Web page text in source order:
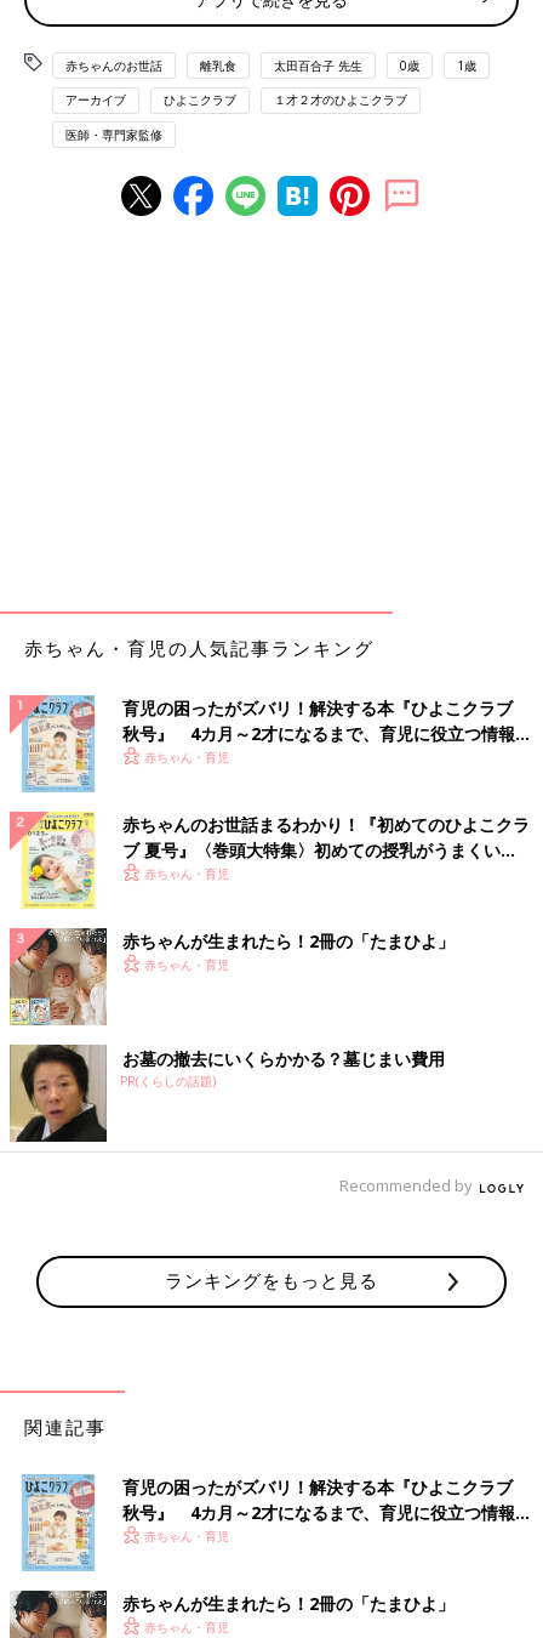
大人用の料理と一緒に作るときの取り分けのお約束
離乳食を作るためだけに食材を準備するのはコストも手間もかか
って大変です。大人用と一緒に作ると準備や調理もラクになり、
離乳食で与える食材や調理法の幅も自然に広がるメリットがあり
ます。しかも、大人と同じ食材を食べることで、赤ちゃんへの食
大人料理から取り分けたいときは、メニューを決めたり、使う食
材を選ぶ際に離乳食に取り入れやすいものを選ぶといいですね。
いも類やかぶなど、すりつぶしやすい野菜や、脂肪分の少ない赤
身などの肉類がおすすめです。
【ポイント２】味つけをする前に赤ちゃんの分を取り分け
る
離乳食は薄味が基本です。離乳食用の食材は大人用の料理と一緒
どの調味料を食べてもOKになる離乳後期（9～11カ月ごろ）以降
【ポイント３】取り分けてから大きさ・かたさを調節する
赤ちゃんのお世話 離乳食 太田百合子 先生 0歳 1歳
アーカイブ ひよこクラブ １才２才のひよこクラブ
医師・専門家監修
赤ちゃん・育児の人気記事ランキング
育児の困ったがズバリ！解決する本『ひよこクラブ
秋号』 4カ月～2才になるまで、育児に役立つ情報が
いっぱい！
赤ちゃん・育児
赤ちゃんのお世話まるわかり！『初めてのひよこクラ
ブ 夏号』〈巻頭大特集〉初めての授乳がうまくい
く！ おっぱい・ミルクの基本と夏のトラブル 解決テ
赤ちゃん・育児
赤ちゃんが生まれたら！2冊の「たまひよ」
赤ちゃん・育児
お墓の撤去にいくらかかる？墓じまい費用
PR(くらしの話題)
Recommended by
ランキングをもっと見る
関連記事
育児の困ったがズバリ！解決する本『ひよこクラブ
秋号』 4カ月～2才になるまで、育児に役立つ情報が
いっぱい！
赤ちゃん・育児
赤ちゃんが生まれたら！2冊の「たまひよ」
赤ちゃん・育児